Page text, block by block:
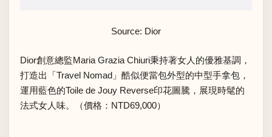
Source: Dior
Dior創意總監Maria Grazia Chiuri秉持著女人的優雅基調，
打造出「Travel Nomad」酷似便當包外型的中型手拿包，
運用藍色的Toile de Jouy Reverse印花圖騰，展現時髦的
法式女人味。（價格：NTD69,000）